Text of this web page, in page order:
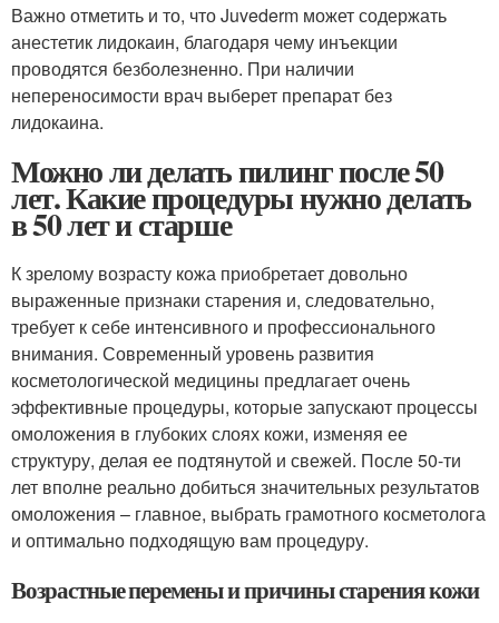
Важно отметить и то, что Juvederm может содержать
анестетик лидокаин, благодаря чему инъекции
проводятся безболезненно. При наличии
непереносимости врач выберет препарат без
лидокаина.
Можно ли делать пилинг после 50
лет. Какие процедуры нужно делать
в 50 лет и старше
К зрелому возрасту кожа приобретает довольно
выраженные признаки старения и, следовательно,
требует к себе интенсивного и профессионального
внимания. Современный уровень развития
косметологической медицины предлагает очень
эффективные процедуры, которые запускают процессы
омоложения в глубоких слоях кожи, изменяя ее
структуру, делая ее подтянутой и свежей. После 50-ти
лет вполне реально добиться значительных результатов
омоложения – главное, выбрать грамотного косметолога
и оптимально подходящую вам процедуру.
Возрастные перемены и причины старения кожи